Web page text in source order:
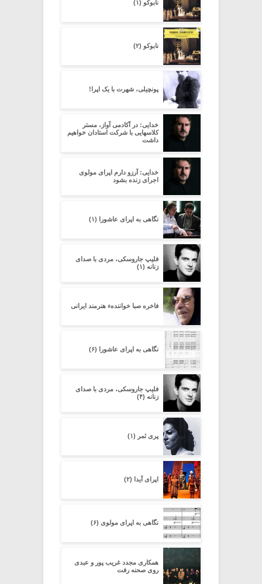
نابوکو (۱)
نابوکو (۲)
پونچیلی، شهرت با یک اپرا!
خدایی: در آکادمی آواز، مستر
کلاسهایی با شرکت استادان خواهیم
داشت
خدایی: آرزو دارم اپرای مولوی
اجرای زنده بشود
نگاهی به اپرای عاشورا (۱)
فلیپ جاروسکی، مردی با صدای
زنانه (۱)
فاخره صبا خوانندهء هنرمند ایرانی
نگاهی به اپرای عاشورا (۶)
فلیپ جاروسکی، مردی با صدای
زنانه (۴)
پری ثمر (۱)
اپرای آیدا (۲)
نگاهی به اپرای مولوی (۶)
همکاری مجدد غریب پور و عبدی
روی صحنه رفت